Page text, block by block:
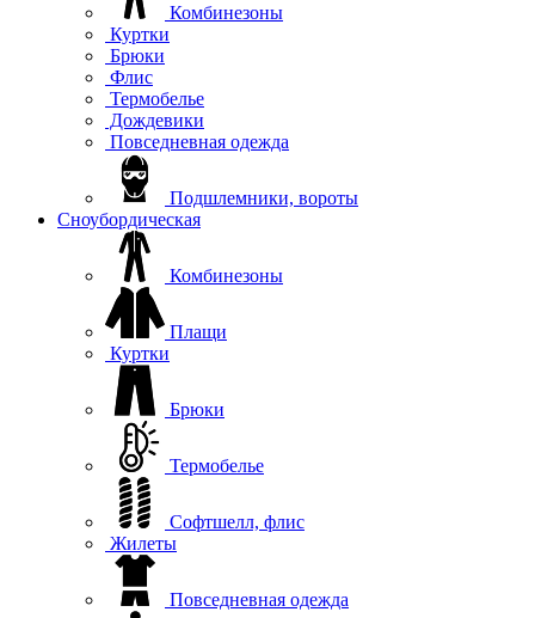
Комбинезоны
Куртки
Брюки
Флис
Термобелье
Дождевики
Повседневная одежда
Подшлемники, вороты
Сноубордическая
Комбинезоны
Плащи
Куртки
Брюки
Термобелье
Софтшелл, флис
Жилеты
Повседневная одежда